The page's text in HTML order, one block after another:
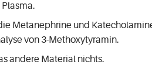
Metanephrine und
von 3-Methoxytyramin.
andere Material nichts.